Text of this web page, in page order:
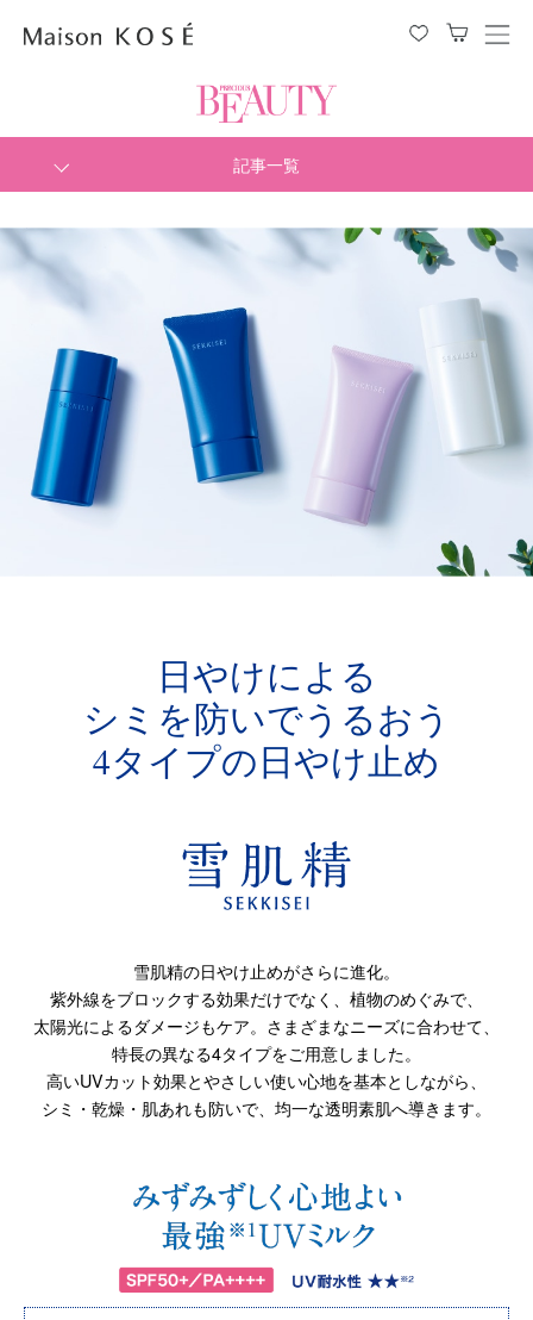
メ
開
る
記事一覧
日やけによる
シミを防いでうるおう
4タイプの日やけ止め
雪肌精の日やけ止めがさらに進化。
紫外線をブロックする効果だけでなく、植物のめぐみで、
太陽光によるダメージもケア。さまざまなニーズに合わせて、
特長の異なる4タイプをご用意しました。
高いUVカット効果とやさしい使い心地を基本としながら、
シミ・乾燥・肌あれも防いで、均一な透明素肌へ導きます。